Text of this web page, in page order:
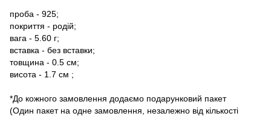
проба - 925;
покриття - родій;
вага - 5.60 г;
вставка - без вставки;
товщина - 0.5 см;
висота - 1.7 см ;
*До кожного замовлення додаємо подарунковий пакет
(Один пакет на одне замовлення, незалежно від кількості